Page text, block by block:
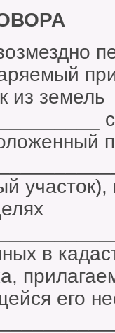
из земель
в
его